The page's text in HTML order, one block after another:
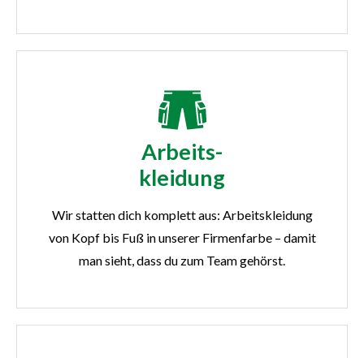
Arbeits-
kleidung
Wir statten dich komplett aus: Arbeitskleidung
von Kopf bis Fuß in unserer Firmenfarbe – damit
man sieht, dass du zum Team gehörst.